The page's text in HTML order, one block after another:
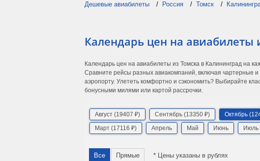
Дешевые авиабилеты Россия Томск
Календарь цен на авиабилеты
Календарь цен на авиабилеты из Томска в Калининград на
Сравните рейсы разных авиакомпаний, включая чартерные
аэропорту. Улететь комфортно и сэкономить? Выбирайте
бонусными милями или картой рассрочки.
Август (19407 ₽) Сентябрь (13350 ₽) Октябрь
Март (17116 ₽)
Апрель Май Июнь Июль
Все Прямые * Цены указаны в рублях